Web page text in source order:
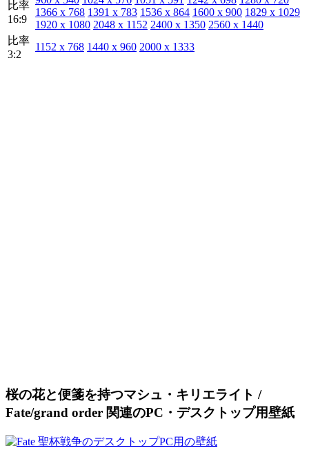
比率
16:9
1366 x 768 1391 x 783 1536 x 864 1600 x 900 1829 x 1029
1920 x 1080 2048 x 1152 2400 x 1350 2560 x 1440
比率
3:2
1152 x 768 1440 x 960 2000 x 1333
桜の花と便箋を持つマシュ・キリエライト /
Fate/grand order 関連のPC・デスクトップ用壁紙